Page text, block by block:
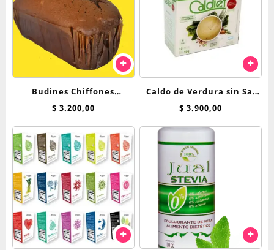
Budines Chiffones
Breadnet 250 Grs
$ 3.200,00
Caldo de Verdura sin Sal
Caldiet x 10 sobres
$ 3.900,00